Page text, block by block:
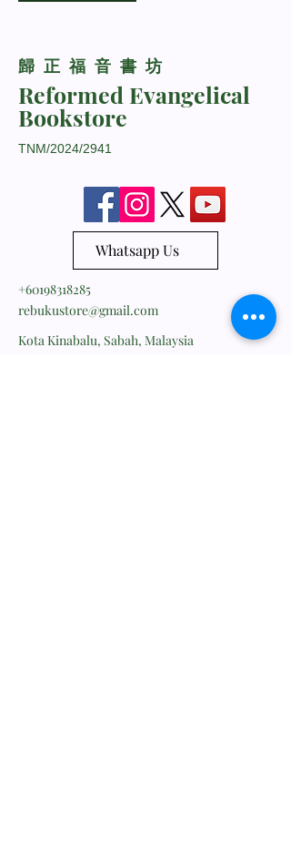
​歸正福音書坊
Reformed Evangelical
Bookstore
TNM/2024/2941
Whatsapp Us
+60198318285
rebukustore@gmail.com
Kota Kinabalu, Sabah, Malaysia